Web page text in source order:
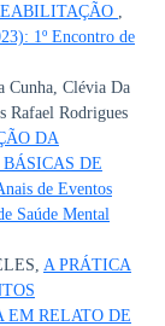
1º Encontro de
Cunha, Clévia Da
Rafael Rodrigues
DA
DE
de Eventos
Saúde Mental
A PRÁTICA
EM RELATO DE